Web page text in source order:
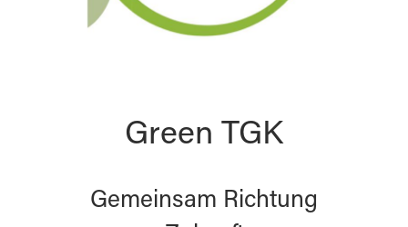
Green TGK
Gemeinsam Richtung